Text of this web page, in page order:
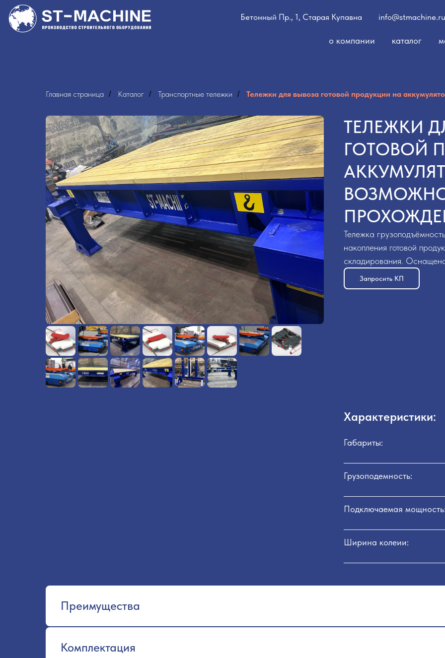
Бетонный Пр., 1, Старая Купавна info@stmachine.ru
о компании каталог
Главная страница / Каталог / Транспортные тележки / Тележки для вывоза готовой продукции на
ТЕЛЕЖКИ
ГОТОВОЙ
Тележка
накопления готовой
складирования.
Запросить КП
Характеристики:
Габариты:
Грузоподемность:
Подключаемая
Ширина колеии:
Преимущества
Комплектация